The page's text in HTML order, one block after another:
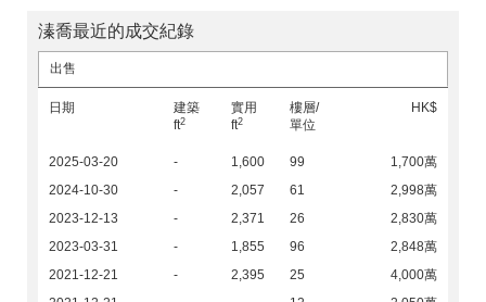
溱喬最近的成交紀錄
出售
日期
建築
ft2
實用
ft2
樓層/
單位
HK$
2025-03-20 - 1,600 99
1,700萬
2024-10-30
- 2,057 61
2,998萬
2023-12-13
- 2,371 26
2,830萬
2023-03-31
- 1,855 96
2,848萬
2021-12-21
- 2,395 25
4,000萬